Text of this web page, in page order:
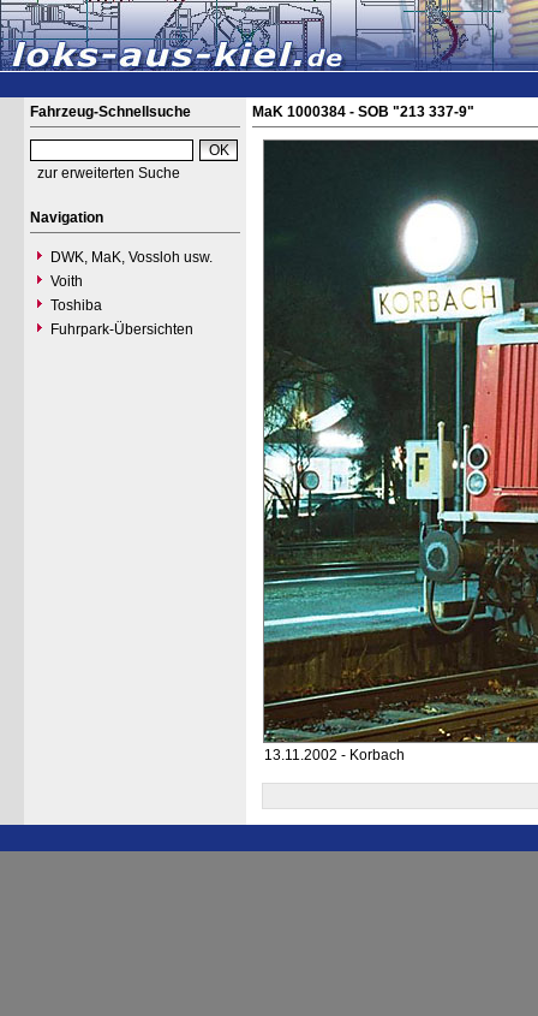
Fahrzeug-Schnellsuche
zur erweiterten Suche
Navigation
DWK, MaK, Vossloh usw.
Voith
Toshiba
Fuhrpark-Übersichten
MaK 1000384 - SOB "213 337-9"
13.11.2002 - Korbach